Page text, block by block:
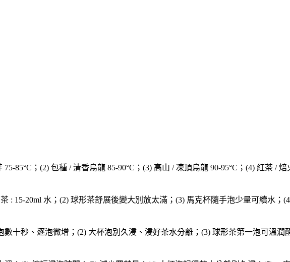
75-85°C；(2) 包種 / 清香烏龍 85-90°C；(3) 高山 / 凍頂烏龍 90-95°C；(4) 紅茶 /
: 15-20ml 水；(2) 球形茶舒展後變大別放太滿；(3) 馬克杯隨手泡少量可續水
數十秒、逐泡微增；(2) 大杯泡別久浸、浸好茶水分離；(3) 球形茶第一泡可溫